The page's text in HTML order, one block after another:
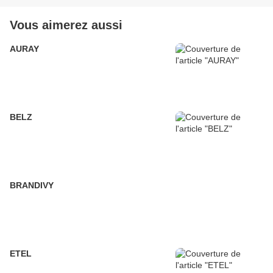
Vous aimerez aussi
AURAY
BELZ
BRANDIVY
ETEL